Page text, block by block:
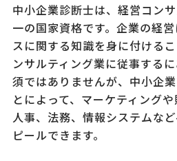
中小企業診断士は、経営コン
一の国家資格です。企業の経
スに関する知識を身に付ける
ンサルティング業に従事する
須ではありませんが、中小企
とによって、マーケティングや
人事、法務、情報システムな
ピールできます。